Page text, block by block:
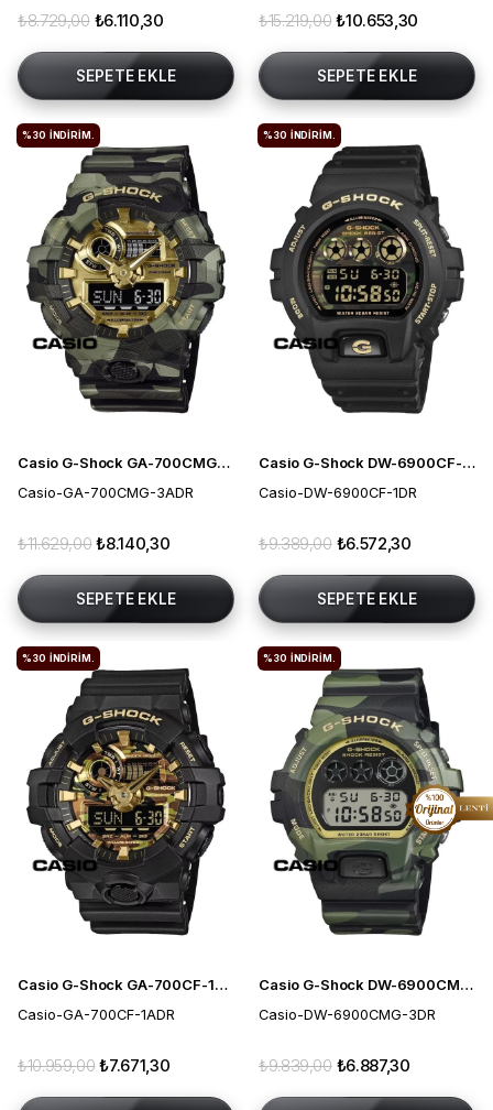
₺6.110,30
₺8.729,00
SEPETE EKLE
₺10.653,30
₺15.219,00
SEPETE EKLE
Casio G-Shock GA-700CMG-3ADR Erkek Kol Saati
Casio-GA-700CMG-3ADR
₺8.140,30
₺11.629,00
SEPETE EKLE
%30 İNDIRIM.
Casio G-Shock DW-6900CF-1DR Erkek Kol Saati
Casio-DW-6900CF-1DR
₺6.572,30
₺9.389,00
SEPETE EKLE
%30 İNDIRIM.
Casio G-Shock GA-700CF-1ADR Erkek Kol Saati
Casio-GA-700CF-1ADR
₺7.671,30
₺10.959,00
%30 İNDIRIM.
Casio G-Shock DW-6900CMG-3DR Erkek Kol Saati
Casio-DW-6900CMG-3DR
₺6.887,30
₺9.839,00
%30 İNDIRIM.